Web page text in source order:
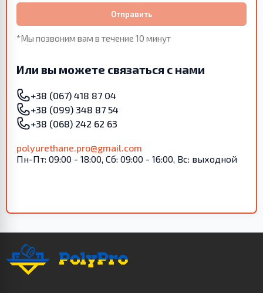
Отправить
*Мы позвоним вам в течение 10 минут
Или вы можете связаться с нами
+38 (067) 418 87 04
+38 (099) 348 87 54
+38 (068) 242 62 63
polyurethane.pro@gmail.com
Пн-Пт: 09:00 - 18:00, Сб: 09:00 - 16:00, Вс: выходной